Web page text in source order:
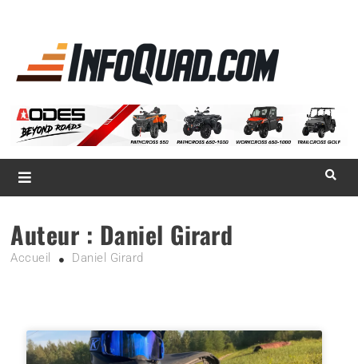
Magazine InfoQuad.com
Auteur : Daniel Girard
Accueil Daniel Girard